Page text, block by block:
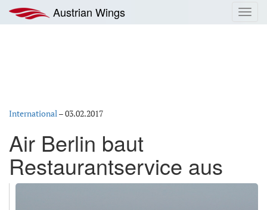
Inhalt
springen
Austrian Wings
International–03.02.2017
Air Berlin baut
Restaurantservice aus